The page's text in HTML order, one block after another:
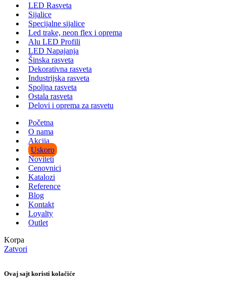
LED Rasveta
Sijalice
Specijalne sijalice
Led trake, neon flex i oprema
Alu LED Profili
LED Napajanja
Šinska rasveta
Dekorativna rasveta
Industrijska rasveta
Spoljna rasveta
Ostala rasveta
Delovi i oprema za rasvetu
Početna
O nama
Akcija
Uskoro
Noviteti
Cenovnici
Katalozi
Reference
Blog
Kontakt
Loyalty
Outlet
Korpa
Zatvori
Ovaj sajt koristi kolačiće